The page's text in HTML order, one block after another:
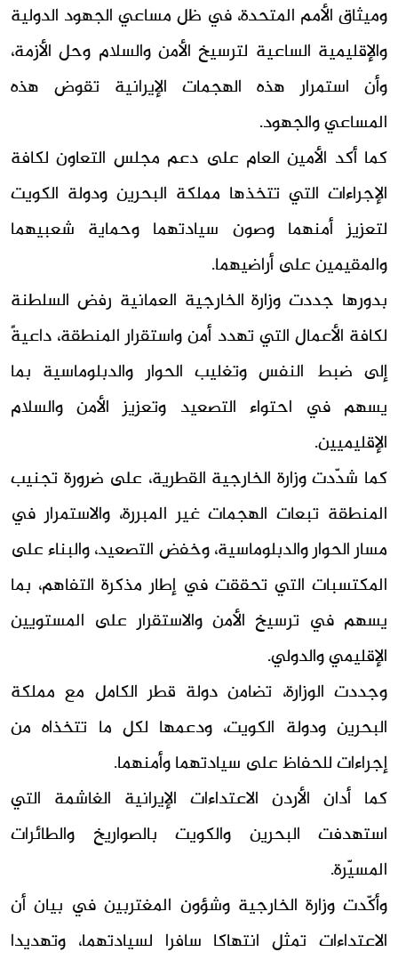
وميثاق الأمم المتحدة، في ظل مساعي الجهود الدولية
والإقليمية الساعية لترسيخ الأمن والسلام وحل الأزمة،
وأن استمرار هذه الهجمات الإيرانية تقوض هذه
المساعي والجهود.
كما أكد الأمين العام على دعم مجلس التعاون لكافة
الإجراءات التي تتخذها مملكة البحرين ودولة الكويت
لتعزيز أمنهما وصون سيادتهما وحماية شعبيهما
والمقيمين على أراضيهما.
بدورها جددت وزارة الخارجية العمانية رفض السلطنة
لكافة الأعمال التي تهدد أمن واستقرار المنطقة، داعيةً
إلى ضبط النفس وتغليب الحوار والدبلوماسية بما
يسهم في احتواء التصعيد وتعزيز الأمن والسلام
الإقليميين.
كما شدّدت وزارة الخارجية القطرية، على ضرورة تجنيب
المنطقة تبعات الهجمات غير المبررة، والاستمرار في
مسار الحوار والدبلوماسية، وخفض التصعيد، والبناء على
المكتسبات التي تحققت في إطار مذكرة التفاهم، بما
يسهم في ترسيخ الأمن والاستقرار على المستويين
الإقليمي والدولي.
وجددت الوزارة، تضامن دولة قطر الكامل مع مملكة
البحرين ودولة الكويت، ودعمها لكل ما تتخذاه من
إجراءات للحفاظ على سيادتهما وأمنهما.
كما أدان الأردن الاعتداءات الإيرانية الغاشمة التي
استهدفت البحرين والكويت بالصواريخ والطائرات
المسيّرة.
وأكّدت وزارة الخارجية وشؤون المغتربين في بيان أن
الاعتداءات تمثل انتهاكا سافرا لسيادتهما، وتهديدا